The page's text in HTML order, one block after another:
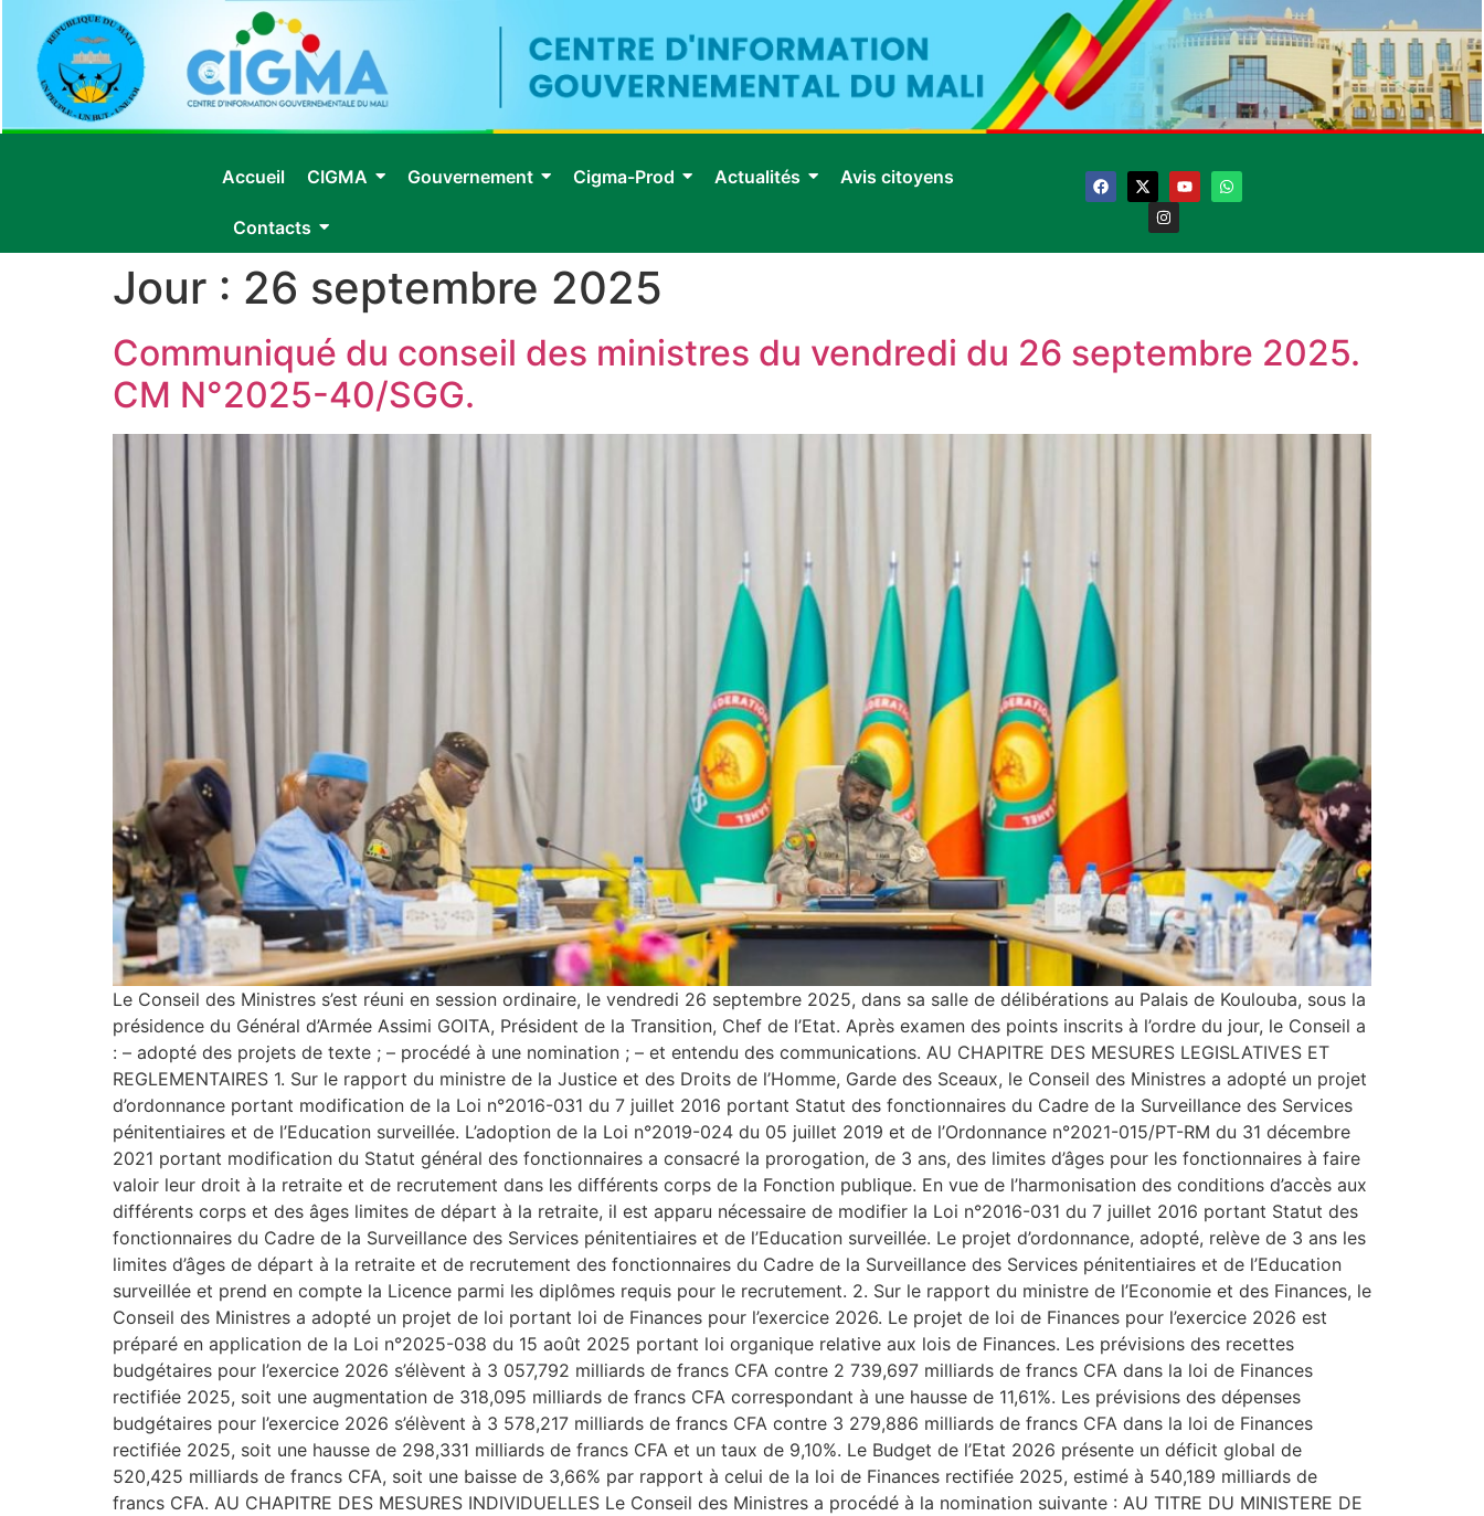
Accueil CIGMA Gouvernement Cigma-Prod Actualités Avis citoyens
Contacts
Jour : 26 septembre 2025
Communiqué du conseil des ministres du vendredi du 26 septembre 2025.
CM N°2025-40/SGG.
Le Conseil des Ministres s’est réuni en session ordinaire, le vendredi 26 septembre 2025, dans sa salle de délibérations au Palais de Koulouba, sous la
présidence du Général d’Armée Assimi GOITA, Président de la Transition, Chef de l’Etat. Après examen des points inscrits à l’ordre du jour, le Conseil a
: – adopté des projets de texte ; – procédé à une nomination ; – et entendu des communications. AU CHAPITRE DES MESURES LEGISLATIVES ET
REGLEMENTAIRES 1. Sur le rapport du ministre de la Justice et des Droits de l’Homme, Garde des Sceaux, le Conseil des Ministres a adopté un projet
d’ordonnance portant modification de la Loi n°2016-031 du 7 juillet 2016 portant Statut des fonctionnaires du Cadre de la Surveillance des Services
pénitentiaires et de l’Education surveillée. L’adoption de la Loi n°2019-024 du 05 juillet 2019 et de l’Ordonnance n°2021-015/PT-RM du 31 décembre
2021 portant modification du Statut général des fonctionnaires a consacré la prorogation, de 3 ans, des limites d’âges pour les fonctionnaires à faire
valoir leur droit à la retraite et de recrutement dans les différents corps de la Fonction publique. En vue de l’harmonisation des conditions d’accès aux
différents corps et des âges limites de départ à la retraite, il est apparu nécessaire de modifier la Loi n°2016-031 du 7 juillet 2016 portant Statut des
fonctionnaires du Cadre de la Surveillance des Services pénitentiaires et de l’Education surveillée. Le projet d’ordonnance, adopté, relève de 3 ans les
limites d’âges de départ à la retraite et de recrutement des fonctionnaires du Cadre de la Surveillance des Services pénitentiaires et de l’Education
surveillée et prend en compte la Licence parmi les diplômes requis pour le recrutement. 2. Sur le rapport du ministre de l’Economie et des Finances, le
Conseil des Ministres a adopté un projet de loi portant loi de Finances pour l’exercice 2026. Le projet de loi de Finances pour l’exercice 2026 est
préparé en application de la Loi n°2025-038 du 15 août 2025 portant loi organique relative aux lois de Finances. Les prévisions des recettes
budgétaires pour l’exercice 2026 s’élèvent à 3 057,792 milliards de francs CFA contre 2 739,697 milliards de francs CFA dans la loi de Finances
rectifiée 2025, soit une augmentation de 318,095 milliards de francs CFA correspondant à une hausse de 11,61%. Les prévisions des dépenses
budgétaires pour l’exercice 2026 s’élèvent à 3 578,217 milliards de francs CFA contre 3 279,886 milliards de francs CFA dans la loi de Finances
rectifiée 2025, soit une hausse de 298,331 milliards de francs CFA et un taux de 9,10%. Le Budget de l’Etat 2026 présente un déficit global de
520,425 milliards de francs CFA, soit une baisse de 3,66% par rapport à celui de la loi de Finances rectifiée 2025, estimé à 540,189 milliards de
francs CFA. AU CHAPITRE DES MESURES INDIVIDUELLES Le Conseil des Ministres a procédé à la nomination suivante : AU TITRE DU MINISTERE DE